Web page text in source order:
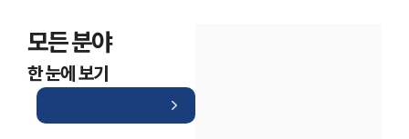
모든 분야
한 눈에 보기